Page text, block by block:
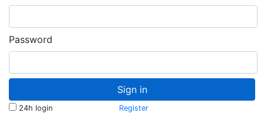
Password
Sign in
24h login
Register